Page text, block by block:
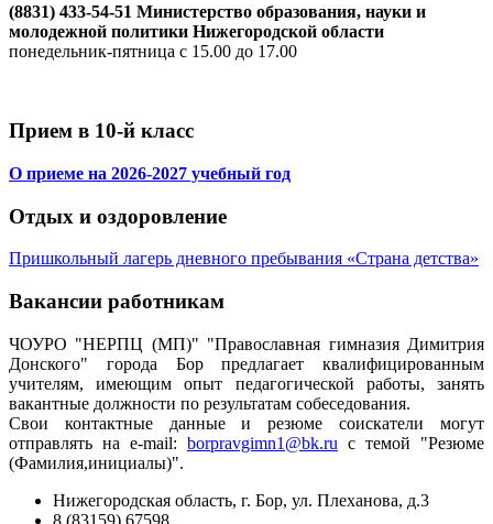
(8831) 433-54-51 Министерство образования, науки и
молодежной политики Нижегородской области
понедельник-пятница с 15.00 до 17.00
Прием в 10-й класс
О приеме на 2026-2027 учебный год
Отдых и оздоровление
Пришкольный лагерь дневного пребывания «Страна детства»
Вакансии работникам
ЧОУРО "НЕРПЦ (МП)" "Православная гимназия Димитрия
Донского" города Бор предлагает квалифицированным
учителям, имеющим опыт педагогической работы, занять
вакантные должности по результатам собеседования.
Свои контактные данные и резюме соискатели могут
отправлять на e-mail: borpravgimn1@bk.ru с темой "Резюме
(Фамилия,инициалы)".
Нижегородская область, г. Бор, ул. Плеханова, д.3
8 (83159) 67598